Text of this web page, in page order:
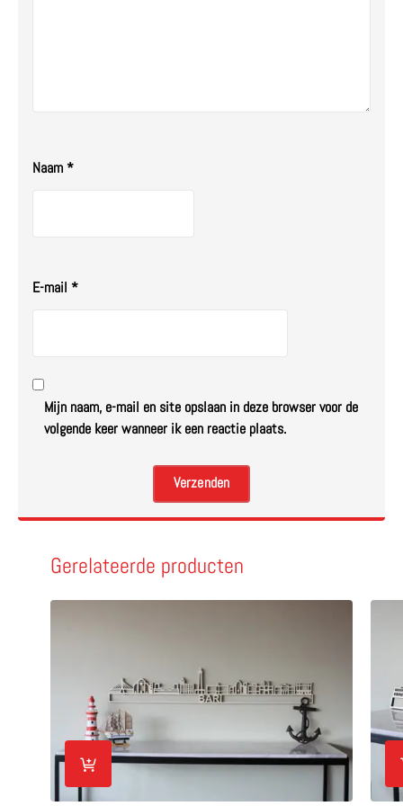
Naam *
E-mail *
Mijn naam, e-mail en site opslaan in deze browser voor de
volgende keer wanneer ik een reactie plaats.
Gerelateerde producten